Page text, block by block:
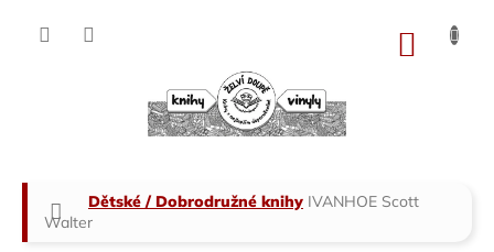
Domů
Dětské / Dobrodružné knihy IVANHOE Scott
Walter